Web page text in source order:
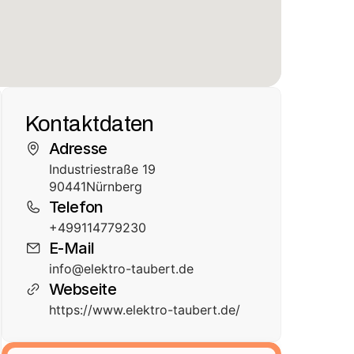
Kontaktdaten
Adresse
Industriestraße 19
90441Nürnberg
Telefon
+499114779230
E-Mail
info@elektro-taubert.de
Webseite
https://www.elektro-taubert.de/